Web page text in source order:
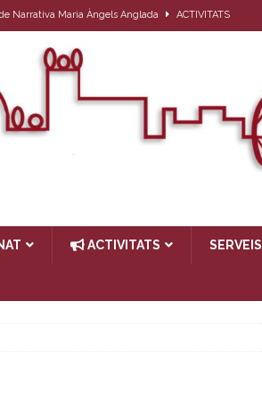
Narrativa Maria Àngels Anglada ACTIVITATS
que el proper curs farà 1r d’ESO
Passat, futur i… present ACTIVITATS
ACTIVITATS SERVEIS